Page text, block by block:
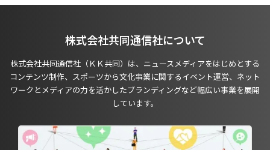
株式会社共同通信社について
株式会社共同通信社（ＫＫ共同）は、ニュースメディアをはじめとする
コンテンツ制作、スポーツから文化事業に関するイベント運営、ネット
ワークとメディアの力を活かしたブランディングなど幅広い事業を展開
しています。